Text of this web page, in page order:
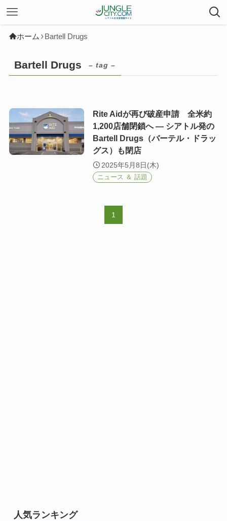
ホーム Bartell Drugs
Bartell Drugs – tag –
Rite Aidが再び破産申請 全米約
1,200店舗閉鎖へ ― シアトル発の
Bartell Drugs（バーテル・ドラッ
グス）も閉店
2025年5月8日(木)
ニュース ＆ 話題
1
人気ランキング